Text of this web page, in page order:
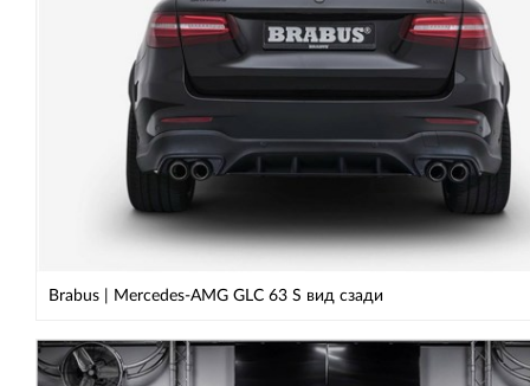
Brabus | Mercedes-AMG GLC 63 S вид сзади